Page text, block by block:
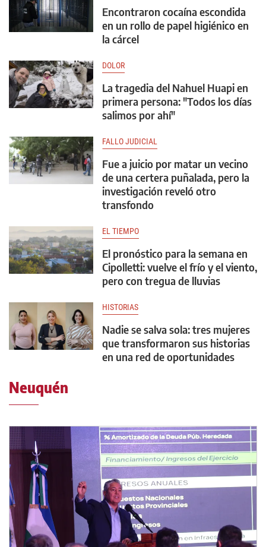
Encontraron cocaína escondida
en un rollo de papel higiénico en
la cárcel
DOLOR
La tragedia del Nahuel Huapi en
primera persona: "Todos los días
salimos por ahí"
FALLO JUDICIAL
Fue a juicio por matar un vecino
de una certera puñalada, pero la
investigación reveló otro
transfondo
EL TIEMPO
El pronóstico para la semana en
Cipolletti: vuelve el frío y el viento,
pero con tregua de lluvias
HISTORIAS
Nadie se salva sola: tres mujeres
que transformaron sus historias
en una red de oportunidades
Neuquén